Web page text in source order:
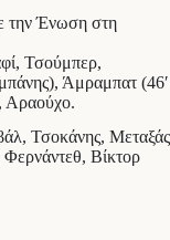
Τσούμπερ,
Άμραμπατ (46′
Αραούχο.
Τσοκάνης, Μεταξάς
Φερνάντεθ, Βίκτορ